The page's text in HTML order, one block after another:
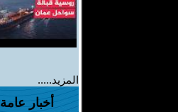
المزيد.....
أخبار عامة